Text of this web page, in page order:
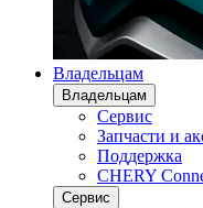
Владельцам
Владельцам
Сервис
Запчасти и
Поддержка
CHERY
Сервис